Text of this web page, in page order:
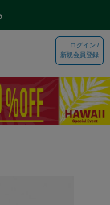
ログイン /
新規会員登録